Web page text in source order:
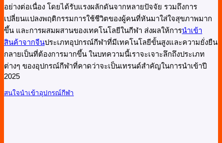
อย่างต่อเนื่อง โดยได้รับแรงผลักดันจากหลายปัจจัย รวมถึงการ
เปลี่ยนแปลงพฤติกรรมการใช้ชีวิตของผู้คนที่หันมาใส่ใจสุขภาพมาก
ขึ้น และการผสมผสานของเทคโนโลยีในกีฬา ส่งผลให้การนำเข้า
สินค้าจากจีนประเภทอุปกรณ์กีฬาที่มีเทคโนโลยีขั้นสูงและความยั่งยืน
กลายเป็นที่ต้องการมากขึ้น ในบทความนี้เราจะเจาะลึกถึงประเภท
ต่างๆ ของอุปกรณ์กีฬาที่คาดว่าจะเป็นเทรนด์สำคัญในการนำเข้าปี
2025
สนใจนำเข้าอุปกรณ์กีฬา